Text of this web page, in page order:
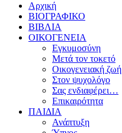
Αρχική
ΒΙΟΓΡΑΦΙΚΟ
ΒΙΒΛΙΑ
ΟΙΚΟΓΕΝΕΙΑ
Εγκυμοσύνη
Μετά τον τοκετό
Οικογενειακή ζωή
Στον ψυχολόγο
Σας ενδιαφέρει…
Επικαιρότητα
ΠΑΙΔΙΑ
Ανάπτυξη